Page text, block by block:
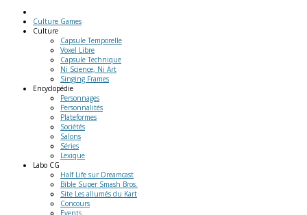
Culture Games
Culture
Capsule Temporelle
Voxel Libre
Capsule Technique
Ni Science, Ni Art
Singing Frames
Encyclopédie
Personnages
Personnalités
Plateformes
Sociétés
Salons
Séries
Lexique
Labo CG
Half Life sur Dreamcast
Bible Super Smash Bros.
Site Les allumés du Kart
Concours
Events